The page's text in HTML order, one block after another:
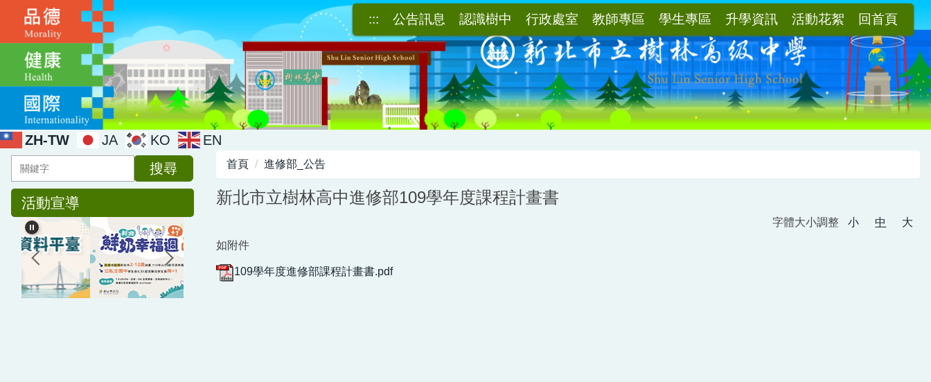
主
::: 公告訊息 認識樹中 行政處室 教師專區 學生專區 升學資訊 活動花絮 回首頁
ZH-TW JA KO
EN
搜尋
活動宣導
首頁 進修部_公告
新北市立樹林高中進修部109學年度課程計畫書
字體大小調整 小 中
大
如附件
109學年度進修部課程計畫書.pdf